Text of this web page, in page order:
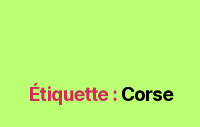
Étiquette : Corse